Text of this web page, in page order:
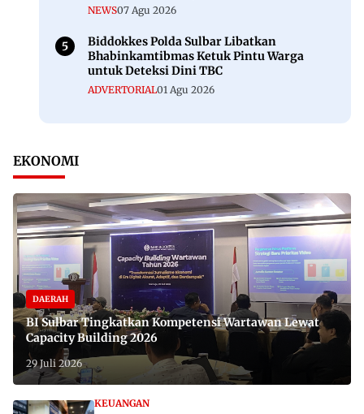
NEWS07 Agu 2026
Biddokkes Polda Sulbar Libatkan
Bhabinkamtibmas Ketuk Pintu Warga
untuk Deteksi Dini TBC
ADVERTORIAL01 Agu 2026
EKONOMI
DAERAH
BI Sulbar Tingkatkan Kompetensi Wartawan Lewat
Capacity Building 2026
29 Juli 2026
KEUANGAN